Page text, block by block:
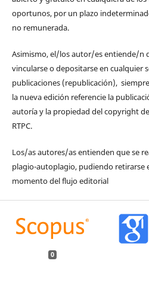
oportunos, por un plazo
no remunerada.
Asimismo, el/los autor/es entiende/n
vincularse o depositarse en cualquier
publicaciones (republicación),
la nueva edición referencie la
autoría y la propiedad del copyright
RTPC.
Los/as autores/as entienden que se
plagio-autoplagio, pudiendo retirarse
momento del flujo editorial
0